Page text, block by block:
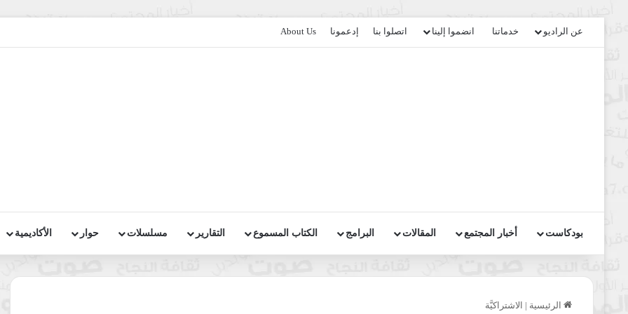
عن الراديو خدماتنا انضموا إلينا اتصلوا بنا إدعمونا About Us
بودكاست أخبار المجتمع المقالات البرامج الكتاب المسموع التقارير مسلسلات حوار الأكاديمية
الرئيسية | الاشتراكيَّة